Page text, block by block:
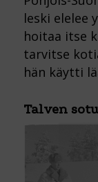
leski elelee
hoitaa itse
tarvitse
hän käytti
Talven